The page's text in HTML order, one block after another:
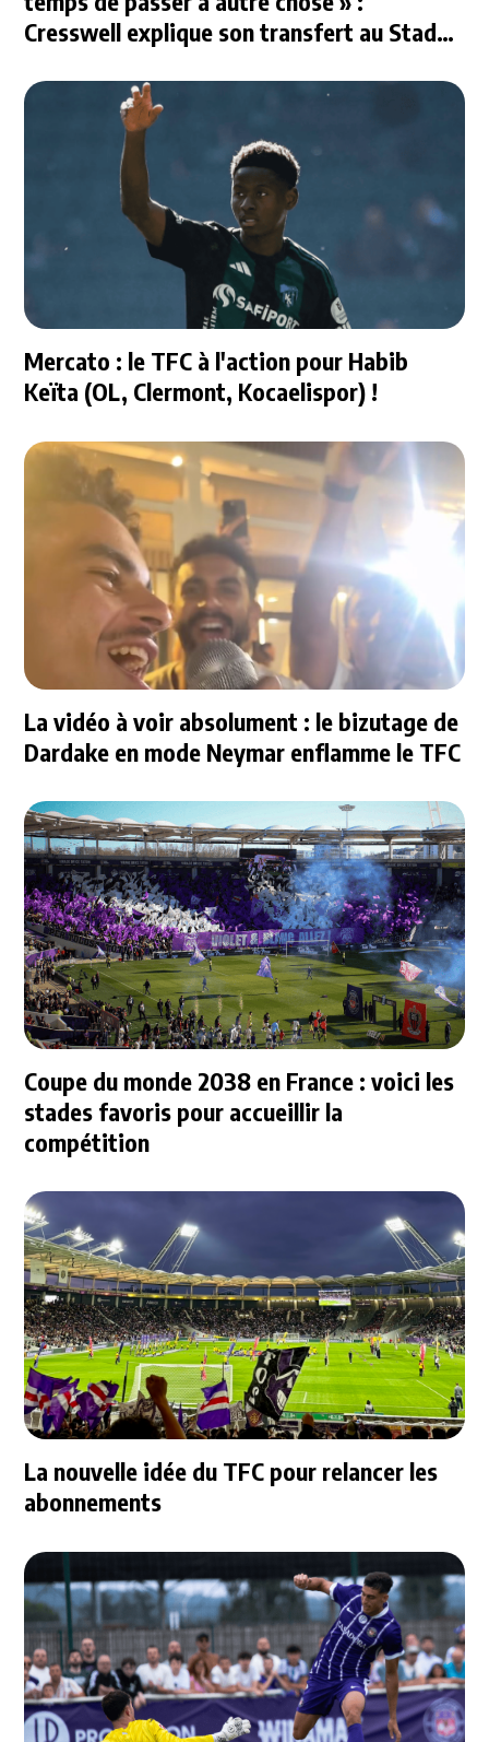
Cresswell explique son transfert au Stade
Mercato : le TFC à l'action pour Habib
Keïta (OL, Clermont, Kocaelispor) !
La vidéo à voir absolument : le bizutage de
Dardake en mode Neymar enflamme le TFC
Coupe du monde 2038 en France : voici les
stades favoris pour accueillir la
compétition
La nouvelle idée du TFC pour relancer les
abonnements